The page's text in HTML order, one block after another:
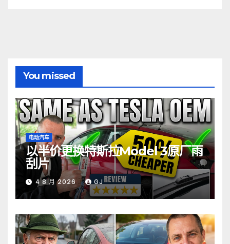
You missed
电动汽车
以半价更换特斯拉Model 3原厂雨
刮片
4 8 月 2026 GJ